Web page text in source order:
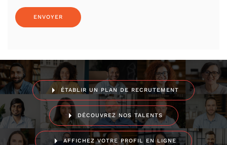
ÉTABLIR UN PLAN DE RECRUTEMENT
DÉCOUVREZ NOS TALENTS
AFFICHEZ VOTRE PROFIL EN LIGNE